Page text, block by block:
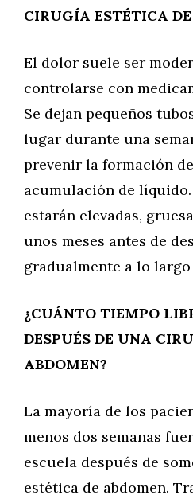
CIRUGÍA ESTÉTICA
El dolor suele ser
controlarse con
Se dejan pequeños
lugar durante una
prevenir la formación
acumulación de
estarán elevadas,
unos meses antes de
gradualmente a lo largo
¿CUÁNTO TIEMPO
DESPUÉS DE UNA
ABDOMEN?
La mayoría de los
menos dos semanas
escuela después de
estética de abdomen.